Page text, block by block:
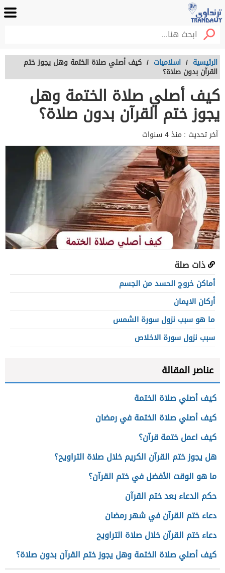
الرئيسية / اسلاميات / كيف أصلي صلاة الختمة وهل يجوز ختم
القرآن بدون صلاة؟
كيف أصلي صلاة الختمة وهل
يجوز ختم القرآن بدون صلاة؟
آخر تحديث : منذ 4 سنوات
ذات صلة
أماكن خروج الحسد من الجسم
أركان الايمان
ما هو سبب نزول سورة الشمس
سبب نزول سورة الاخلاص
عناصر المقالة
كيف أصلي صلاة الختمة
كيف أصلي صلاة الختمة في رمضان
كيف اعمل ختمة قرآن؟
هل يجوز ختم القرآن الكريم خلال صلاة التراويح؟
ما هو الوقت الأفضل في ختم القرآن؟
حكم الدعاء بعد ختم القرآن
دعاء ختم القرآن في شهر رمضان
دعاء ختم القرآن خلال صلاة التراويح
كيف أصلي صلاة الختمة وهل يجوز ختم القرآن بدون صلاة؟